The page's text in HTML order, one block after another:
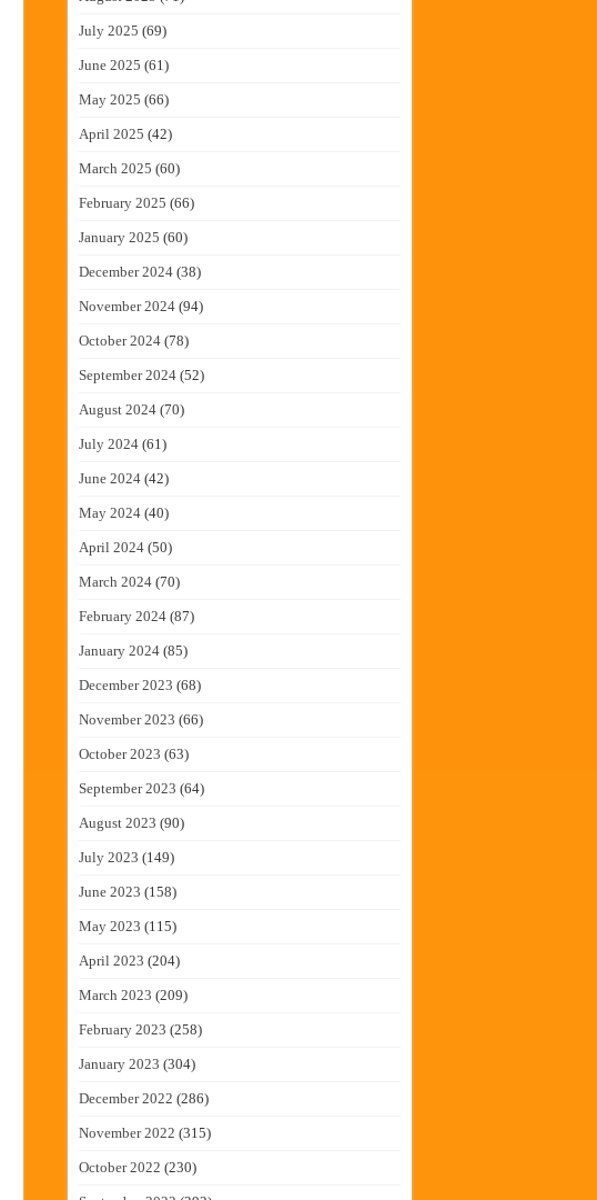
July 2025 (69)
June 2025 (61)
May 2025 (66)
April 2025 (42)
March 2025 (60)
February 2025 (66)
January 2025 (60)
December 2024 (38)
November 2024 (94)
October 2024 (78)
September 2024 (52)
August 2024 (70)
July 2024 (61)
June 2024 (42)
May 2024 (40)
April 2024 (50)
March 2024 (70)
February 2024 (87)
January 2024 (85)
December 2023 (68)
November 2023 (66)
October 2023 (63)
September 2023 (64)
August 2023 (90)
July 2023 (149)
June 2023 (158)
May 2023 (115)
April 2023 (204)
March 2023 (209)
February 2023 (258)
January 2023 (304)
December 2022 (286)
November 2022 (315)
October 2022 (230)